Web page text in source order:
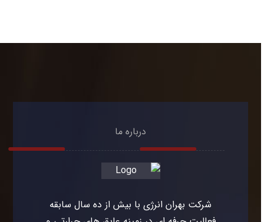
درباره ما
شرکت بهران انرژی با بیش از ده سال سابقه